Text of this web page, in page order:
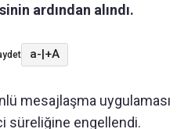
ardından alındı.
a-|+A
mesajlaşma uygulaması
süreliğine engellendi.